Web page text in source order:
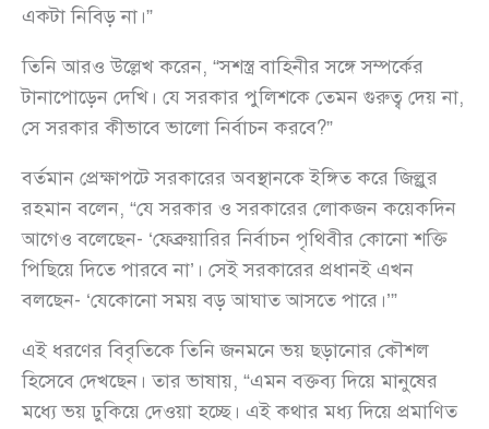
একটা নিবিড় না।”
তিনি আরও উল্লেখ করেন, “সশস্ত্র বাহিনীর সঙ্গে সম্পর্কের
টানাপোড়েন দেখি। যে সরকার পুলিশকে তেমন গুরুত্ব দেয় না,
সে সরকার কীভাবে ভালো নির্বাচন করবে?”
বর্তমান প্রেক্ষাপটে সরকারের অবস্থানকে ইঙ্গিত করে জিল্লুর
রহমান বলেন, “যে সরকার ও সরকারের লোকজন কয়েকদিন
আগেও বলেছেন- ‘ফেব্রুয়ারির নির্বাচন পৃথিবীর কোনো শক্তি
পিছিয়ে দিতে পারবে না’। সেই সরকারের প্রধানই এখন
বলছেন- ‘যেকোনো সময় বড় আঘাত আসতে পারে।’”
এই ধরণের বিবৃতিকে তিনি জনমনে ভয় ছড়ানোর কৌশল
হিসেবে দেখছেন। তার ভাষায়, “এমন বক্তব্য দিয়ে মানুষের
মধ্যে ভয় ঢুকিয়ে দেওয়া হচ্ছে। এই কথার মধ্য দিয়ে প্রমাণিত